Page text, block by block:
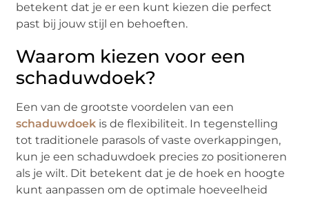
betekent dat je er een kunt kiezen die perfect
past bij jouw stijl en behoeften.
Waarom kiezen voor een
schaduwdoek?
Een van de grootste voordelen van een
schaduwdoek is de flexibiliteit. In tegenstelling
tot traditionele parasols of vaste overkappingen,
kun je een schaduwdoek precies zo positioneren
als je wilt. Dit betekent dat je de hoek en hoogte
kunt aanpassen om de optimale hoeveelheid